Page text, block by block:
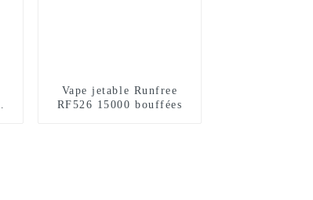
Vape jetable Runfree
RF526 15000 bouffées